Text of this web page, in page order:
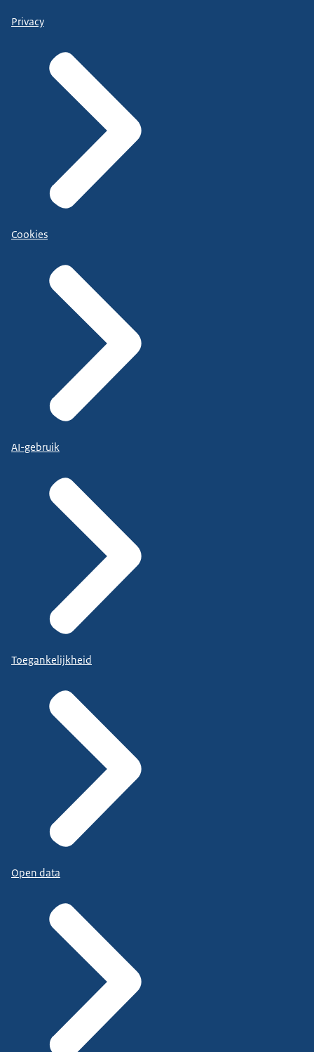
Privacy
Cookies
AI-gebruik
Toegankelijkheid
Open data